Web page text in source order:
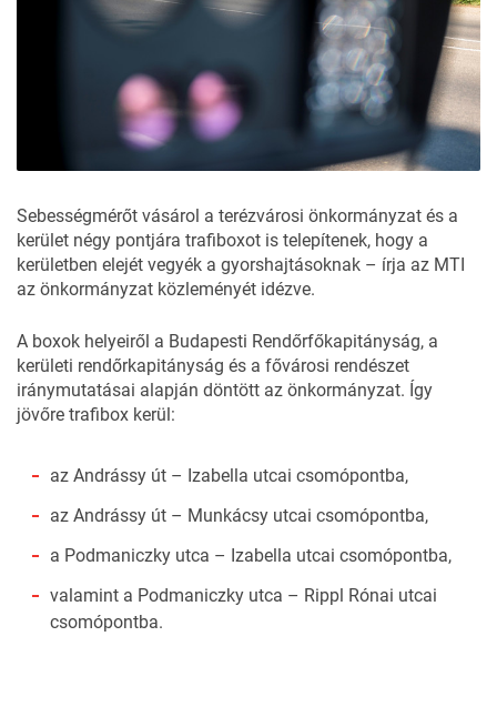
Sebességmérőt vásárol a terézvárosi önkormányzat és a
kerület négy pontjára trafiboxot is telepítenek, hogy a
kerületben elejét vegyék a gyorshajtásoknak – írja az MTI
az önkormányzat közleményét idézve.
A boxok helyeiről a Budapesti Rendőrfőkapitányság, a
kerületi rendőrkapitányság és a fővárosi rendészet
iránymutatásai alapján döntött az önkormányzat. Így
jövőre trafibox kerül:
az Andrássy út – Izabella utcai csomópontba,
az Andrássy út – Munkácsy utcai csomópontba,
a Podmaniczky utca – Izabella utcai csomópontba,
valamint a Podmaniczky utca – Rippl Rónai utcai
csomópontba.